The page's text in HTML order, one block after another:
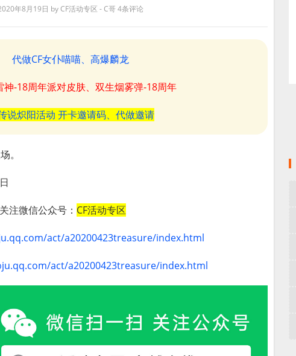
年8月19日 byCF活动专区 - C哥 4条评论
代做CF女仆喵喵、高爆麟龙
神-18周年派对皮肤、双生烟雾弹-18周年
说炽阳活动 开卡邀请码、代做邀请
。
注微信公众号： CF活动专区
act/a20200423treasure/index.html
act/a20200423treasure/index.html